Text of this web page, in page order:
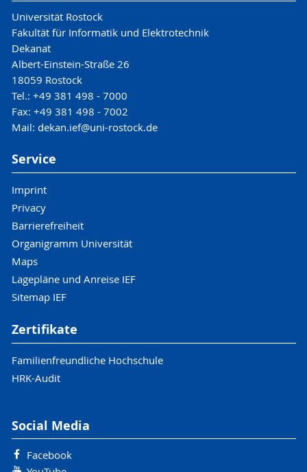
Universität Rostock
Fakultät für Informatik und Elektrotechnik
Dekanat
Albert-Einstein-Straße 26
18059 Rostock
Tel.: +49 381 498 - 7000
Fax: +49 381 498 - 7002
Mail: dekan.ief@uni-rostock.de
Service
Imprint
Privacy
Barrierefreiheit
Organigramm Universität
Maps
Lagepläne und Anreise IEF
Sitemap IEF
Zertifikate
Familienfreundliche Hochschule
HRK-Audit
Social Media
Facebook